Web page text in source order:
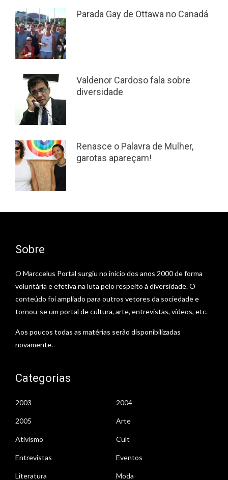
Parada Gay de Ottawa no Canadá
Valdenor Cardoso fala sobre
diversidade
Renasce o Palavra de Mulher,
garotas apareçam!
Sobre
O Marccelus Portal surgiu no início dos anos 2000 de forma
voluntária e efetiva na luta pelo respeito à diversidade. O
conteúdo foi ampliado para outros vetores da sociedade e
tornou-se um portal de cultura, arte, entrevistas, vídeos, etc.
Aos poucos todas as matérias serão disponibilizadas
novamente.
Categorias
2003 2004
2005 Arte
Ativismo Cult
Entrevistas Eventos
Literatura Moda